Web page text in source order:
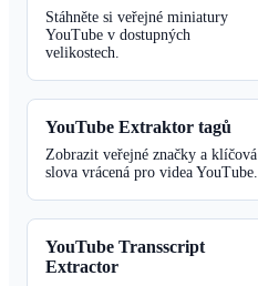
Stáhněte si veřejné miniatury
YouTube v dostupných
velikostech.
YouTube Extraktor tagů
Zobrazit veřejné značky a klíčová
slova vrácená pro videa YouTube.
YouTube Transscript
Extractor